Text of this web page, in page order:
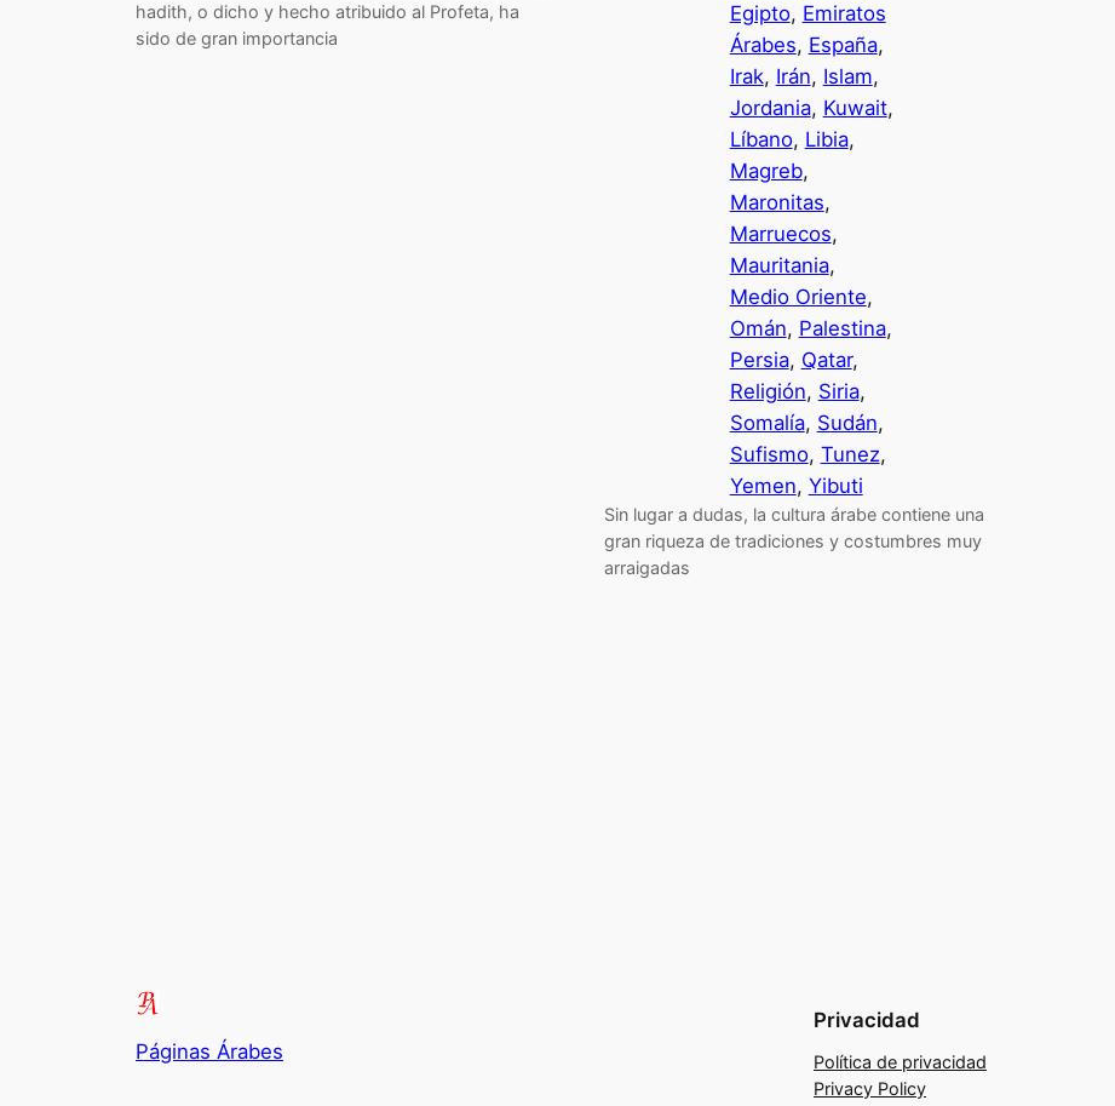
hadith, o dicho y hecho atribuido al Profeta, ha
sido de gran importancia
Egipto, Emiratos
Árabes, España
Irak, Irán, Islam
Jordania, Kuwait
Líbano, Libia
Magreb
Maronitas
Marruecos
Mauritania
Medio Oriente
Omán, Palestina
Persia, Qatar
Religión, Siria
Somalía, Sudán
Sufismo, Tunez
Yemen, Yibuti
Sin lugar a dudas, la cultura árabe contiene una
gran riqueza de tradiciones y costumbres muy
arraigadas
Páginas Árabes
Privacidad
Política de privacidad
Privacy Policy